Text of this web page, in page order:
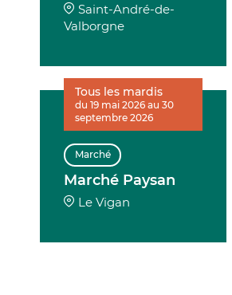
Saint-André-de-
Valborgne
Marché
Marché Paysan
Le Vigan
Tous les mardis
du 19 mai 2026 au 30
septembre 2026